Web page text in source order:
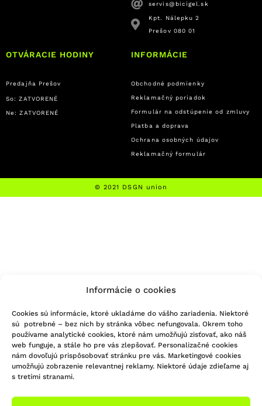
Informácie o cookies
Cookies sú informácie, ktoré ukladáme do vášho zariadenia. Niektoré
sú potrebné – bez nich by stránka vôbec nefungovala. Okrem toho
používame analytické cookies, ktoré nám umožňujú zisťovať, ako náš
web funguje, a stále ho pre vás zlepšovať. Personalizačné cookies
nám dovoľujú prispôsobovať stránku pre vás. Marketingové cookies
umožňujú zobrazenie relevantnej reklamy. Niektoré údaje zdieľame aj
s tretími stranami.
servis@bicigel.sk
Kpt. Nálepku 2
Prešov 080 01
OTVÁRACIE HODINY
Predajňa Prešov
So: ZATVORENÉ
Ne: ZATVORENÉ
INFORMÁCIE
Obchodné podmienky
Reklamačný poriadok
Formulár na odstúpenie od zmluvy
Platba a doprava
Ochrana osobných údajov
Reklamačný formulár
© 2021 DSGN union